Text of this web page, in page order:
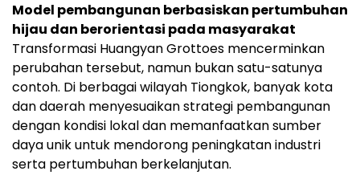
Model pembangunan berbasiskan pertumbuhan
hijau dan berorientasi pada masyarakat
Transformasi Huangyan Grottoes mencerminkan
perubahan tersebut, namun bukan satu-satunya
contoh. Di berbagai wilayah Tiongkok, banyak kota
dan daerah menyesuaikan strategi pembangunan
dengan kondisi lokal dan memanfaatkan sumber
daya unik untuk mendorong peningkatan industri
serta pertumbuhan berkelanjutan.